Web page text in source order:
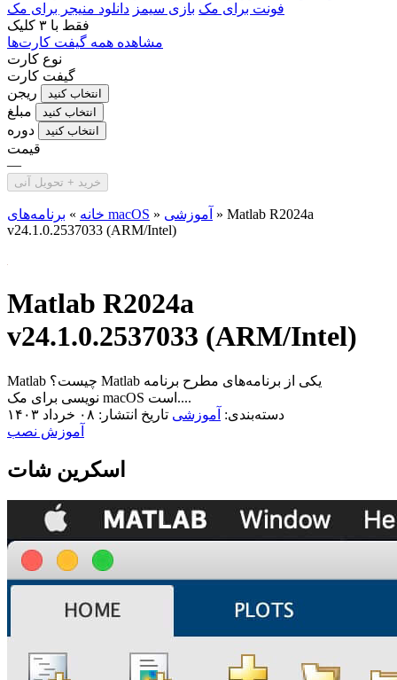
فونت برای مک بازی سیمز دانلود منیجر برای مک
فقط با ۳ کلیک
مشاهده همه گیفت کارت‌ها
نوع کارت
گیفت کارت
ریجن
انتخاب کنید
مبلغ انتخاب کنید
دوره انتخاب کنید
قیمت
—
خرید + تحویل آنی
خانه » برنامه‌های macOS » آموزشی » Matlab R2024a
v24.1.0.2537033 (ARM/Intel)
Matlab R2024a
v24.1.0.2537033 (ARM/Intel)
Matlab چیست؟ Matlab یکی از برنامه‌های مطرح برنامه
نویسی برای مک macOS است....
دسته‌بندی: آموزشی تاریخ انتشار: ۰۸ خرداد ۱۴۰۳
آموزش نصب
اسکرین شات